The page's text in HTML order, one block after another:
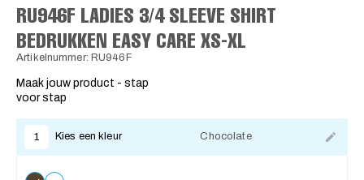
RU946F LADIES 3/4 SLEEVE SHIRT
BEDRUKKEN EASY CARE XS-XL
Artikelnummer: RU946F
Maak jouw product - stap
voor stap
1 Kies een kleur Chocolate